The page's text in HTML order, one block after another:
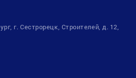
г. Сестрорецк, Строителей, д. 12,